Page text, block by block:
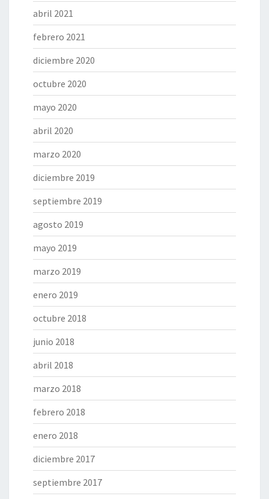
abril 2021
febrero 2021
diciembre 2020
octubre 2020
mayo 2020
abril 2020
marzo 2020
diciembre 2019
septiembre 2019
agosto 2019
mayo 2019
marzo 2019
enero 2019
octubre 2018
junio 2018
abril 2018
marzo 2018
febrero 2018
enero 2018
diciembre 2017
septiembre 2017